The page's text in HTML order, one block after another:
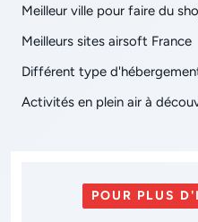
Meilleur ville pour faire du
Meilleurs sites airsoft France
Différent type
Activités en plein air à
POUR PLUS